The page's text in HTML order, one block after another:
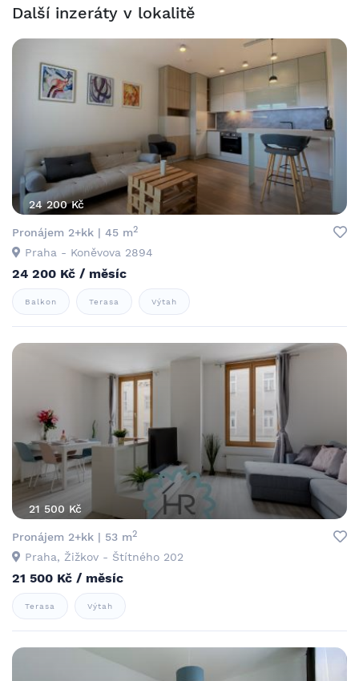
Další inzeráty v lokalitě
24 200 Kč
Pronájem 2+kk | 45 m2
Praha - Koněvova 2894
24 200 Kč / měsíc
Balkon Terasa Výtah
21 500 Kč
Pronájem 2+kk | 53 m2
Praha, Žižkov - Štítného 202
21 500 Kč / měsíc
Terasa Výtah